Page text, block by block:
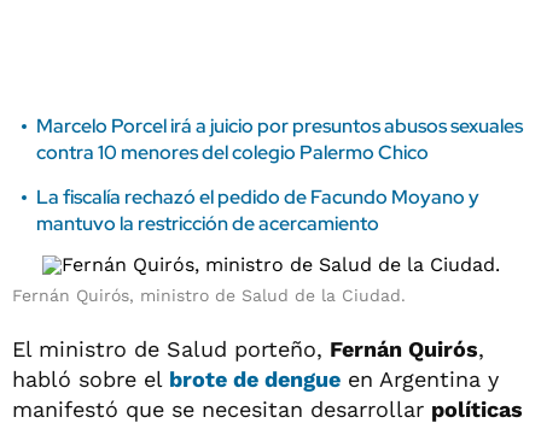
Marcelo Porcel irá a juicio por presuntos abusos sexuales
contra 10 menores del colegio Palermo Chico
La fiscalía rechazó el pedido de Facundo Moyano y
mantuvo la restricción de acercamiento
Fernán Quirós, ministro de Salud de la Ciudad.
El ministro de Salud porteño, Fernán Quirós,
habló sobre el brote de dengue en Argentina y
manifestó que se necesitan desarrollar políticas